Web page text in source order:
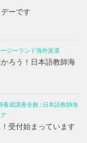
ーです
ジーランド海外派遣
ろう！日本語教師海
養成講座全般 / 日本語教師海
受付始まっています